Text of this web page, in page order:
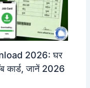
2026: घर
कार्ड, जानें 2026